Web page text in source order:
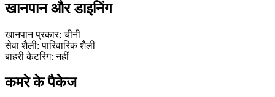
खानपान और डाइनिंग
खानपान प्रकार: चीनी
सेवा शैली: पारिवारिक शैली
बाहरी केटरिंग: नहीं
कमरे के पैकेज